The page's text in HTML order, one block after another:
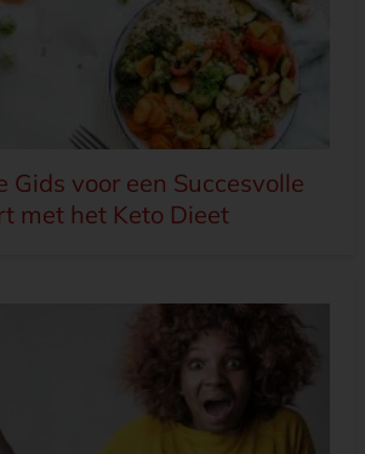
Gids voor een Succesvolle
met het Keto Dieet